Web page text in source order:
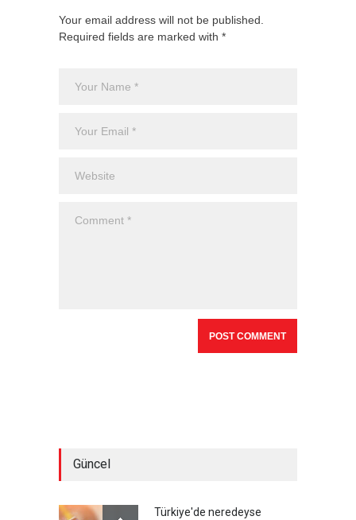
Your email address will not be published.
Required fields are marked with *
Güncel
Türkiye'de neredeyse